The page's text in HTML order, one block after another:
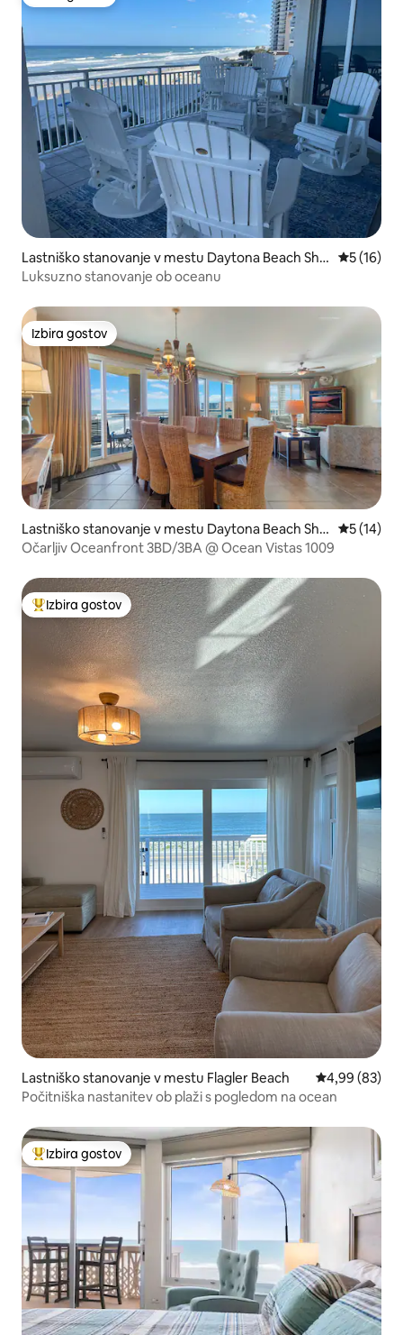
Lastniško stanovanje v mestu Daytona Beach Sho
res
5 (16)
Luksuzno stanovanje ob oceanu
Izbira gostov
Izbira gostov
Lastniško stanovanje v mestu Daytona Beach Sho
res
5 (14)
Očarljiv Oceanfront 3BD/3BA @ Ocean Vistas 1009
Najbolj priljubljena prenočišča z značko »Izbira gostov«
Izbira gostov
Lastniško stanovanje v mestu Flagler Beach Povprečna
4,99 (83)
Počitniška nastanitev ob plaži s pogledom na ocean
Najbolj priljubljena prenočišča z značko »Izbira gostov«
Izbira gostov